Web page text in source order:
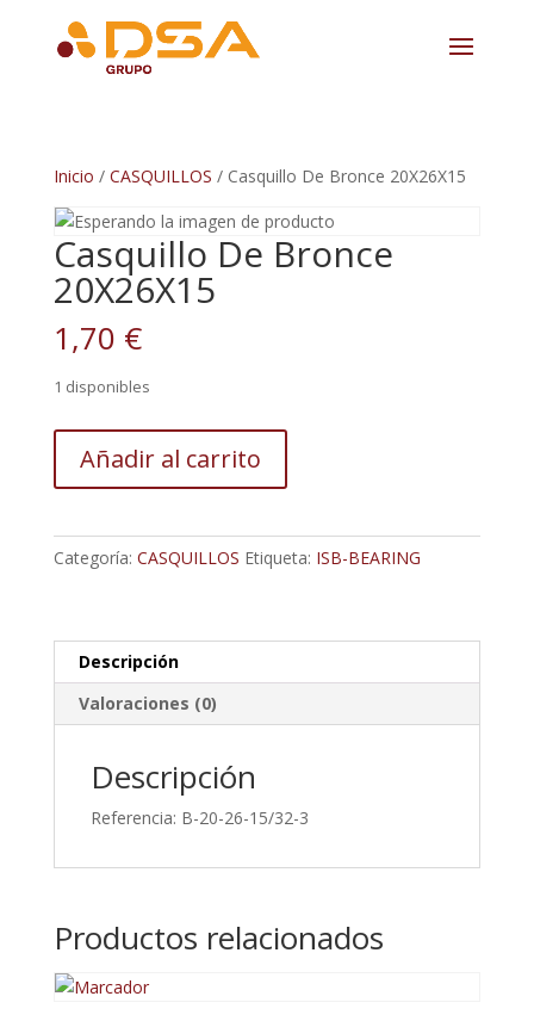
Inicio / CASQUILLOS / Casquillo De Bronce 20X26X15
Casquillo De Bronce
20X26X15
1,70 €
1 disponibles
Bronce
cantidad
Añadir al carrito
Categoría: CASQUILLOS Etiqueta: ISB-BEARING
Descripción
Valoraciones (0)
Descripción
Referencia: B-20-26-15/32-3
Productos relacionados